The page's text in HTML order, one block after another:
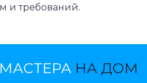
и требований.
НА ДОМ